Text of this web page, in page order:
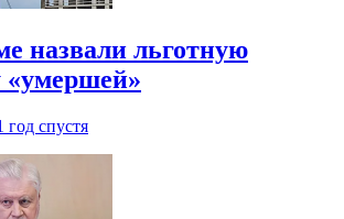
назвали льготную
«умершей»
год спустя